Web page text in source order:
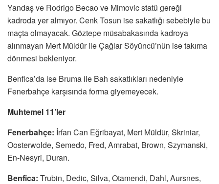
Yandaş ve Rodrigo Becao ve Mimovic statü gereği
kadroda yer almıyor. Cenk Tosun ise sakatlığı sebebiyle bu
maçta olmayacak. Göztepe müsabakasında kadroya
alınmayan Mert Müldür ile Çağlar Söyüncü’nün ise takıma
dönmesi bekleniyor.
Benfica’da ise Bruma ile Bah sakatlıkları nedeniyle
Fenerbahçe karşısında forma giyemeyecek.
Muhtemel 11’ler
Fenerbahçe: İrfan Can Eğribayat, Mert Müldür, Skriniar,
Oosterwolde, Semedo, Fred, Amrabat, Brown, Szymanski,
En-Nesyri, Duran.
Benfica: Trubin, Dedic, Silva, Otamendi, Dahl, Aursnes,